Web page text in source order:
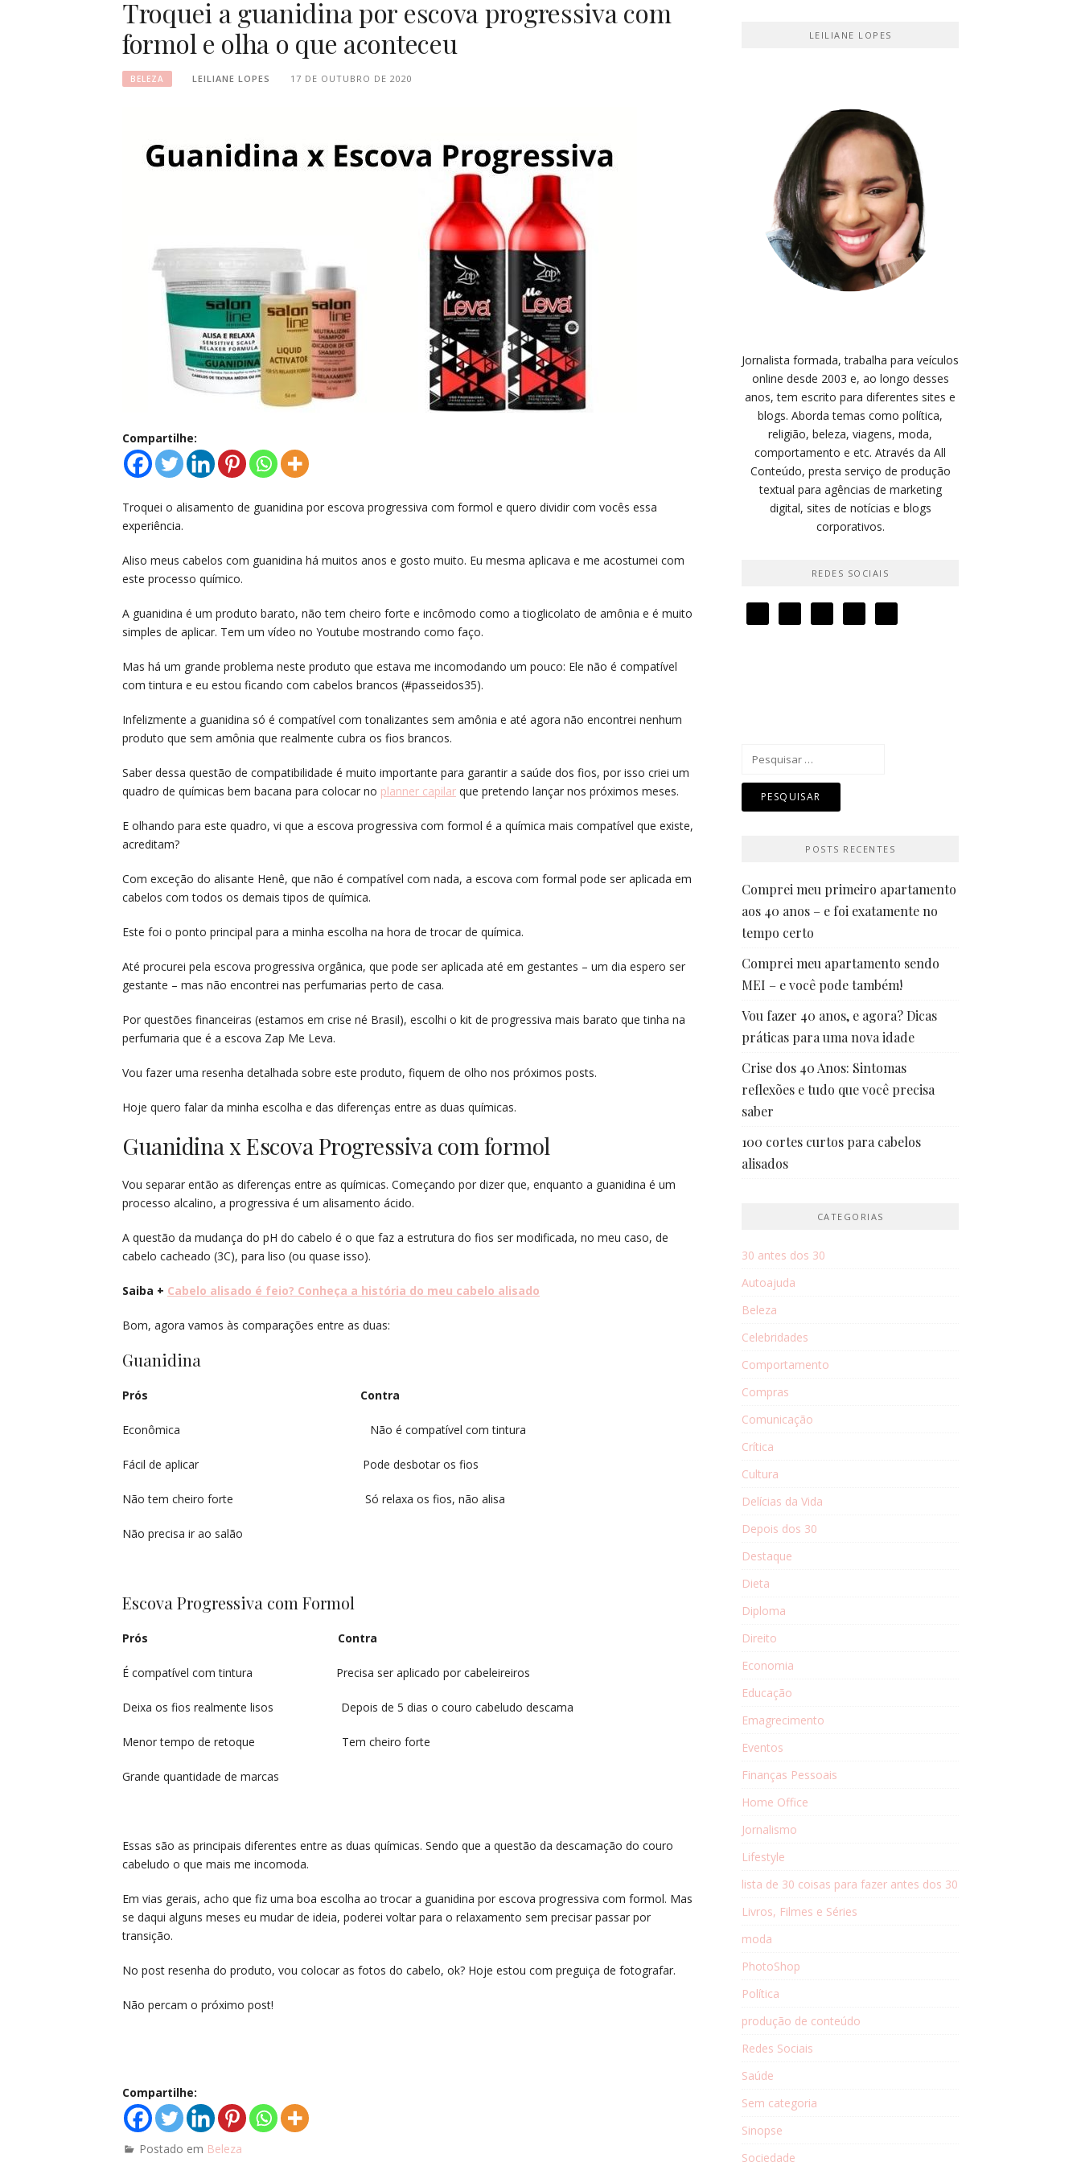
Troquei a guanidina por escova progressiva com
formol e olha o que aconteceu
BELEZA LEILIANE LOPES 17 DE OUTUBRO DE 2020
Compartilhe:
Troquei o alisamento de guanidina por escova progressiva com formol e quero dividir com vocês essa
experiência.
Aliso meus cabelos com guanidina há muitos anos e gosto muito. Eu mesma aplicava e me acostumei com
este processo químico.
A guanidina é um produto barato, não tem cheiro forte e incômodo como a tioglicolato de amônia e é muito
simples de aplicar. Tem um vídeo no Youtube mostrando como faço.
Mas há um grande problema neste produto que estava me incomodando um pouco: Ele não é compatível
com tintura e eu estou ficando com cabelos brancos (#passeidos35).
Infelizmente a guanidina só é compatível com tonalizantes sem amônia e até agora não encontrei nenhum
produto que sem amônia que realmente cubra os fios brancos.
Saber dessa questão de compatibilidade é muito importante para garantir a saúde dos fios, por isso criei um
quadro de químicas bem bacana para colocar no planner capilar que pretendo lançar nos próximos meses.
E olhando para este quadro, vi que a escova progressiva com formol é a química mais compatível que existe,
acreditam?
Com exceção do alisante Henê, que não é compatível com nada, a escova com formal pode ser aplicada em
cabelos com todos os demais tipos de química.
Este foi o ponto principal para a minha escolha na hora de trocar de química.
Até procurei pela escova progressiva orgânica, que pode ser aplicada até em gestantes – um dia espero ser
gestante – mas não encontrei nas perfumarias perto de casa.
Por questões financeiras (estamos em crise né Brasil), escolhi o kit de progressiva mais barato que tinha na
perfumaria que é a escova Zap Me Leva.
Vou fazer uma resenha detalhada sobre este produto, fiquem de olho nos próximos posts.
Hoje quero falar da minha escolha e das diferenças entre as duas químicas.
Guanidina x Escova Progressiva com formol
Vou separar então as diferenças entre as químicas. Começando por dizer que, enquanto a guanidina é um
processo alcalino, a progressiva é um alisamento ácido.
A questão da mudança do pH do cabelo é o que faz a estrutura do fios ser modificada, no meu caso, de
cabelo cacheado (3C), para liso (ou quase isso).
Saiba + Cabelo alisado é feio? Conheça a história do meu cabelo alisado
Bom, agora vamos às comparações entre as duas:
Guanidina
Prós Contra
Econômica Não é compatível com tintura
Fácil de aplicar Pode desbotar os fios
Não tem cheiro forte Só relaxa os fios, não alisa
Não precisa ir ao salão
Escova Progressiva com Formol
Prós Contra
É compatível com tintura Precisa ser aplicado por cabeleireiros
Deixa os fios realmente lisos Depois de 5 dias o couro cabeludo descama
Menor tempo de retoque Tem cheiro forte
Grande quantidade de marcas
Essas são as principais diferentes entre as duas químicas. Sendo que a questão da descamação do couro
cabeludo o que mais me incomoda.
Em vias gerais, acho que fiz uma boa escolha ao trocar a guanidina por escova progressiva com formol. Mas
se daqui alguns meses eu mudar de ideia, poderei voltar para o relaxamento sem precisar passar por
transição.
No post resenha do produto, vou colocar as fotos do cabelo, ok? Hoje estou com preguiça de fotografar.
Não percam o próximo post!
Compartilhe:
Postado em Beleza
LEILIANE LOPES
Jornalista formada, trabalha para veículos
online desde 2003 e, ao longo desses
anos, tem escrito para diferentes sites e
blogs. Aborda temas como política,
religião, beleza, viagens, moda,
comportamento e etc. Através da All
Conteúdo, presta serviço de produção
textual para agências de marketing
digital, sites de notícias e blogs
corporativos.
REDES SOCIAIS
POSTS RECENTES
Comprei meu primeiro apartamento
aos 40 anos – e foi exatamente no
tempo certo
Comprei meu apartamento sendo
MEI – e você pode também!
Vou fazer 40 anos, e agora? Dicas
práticas para uma nova idade
Crise dos 40 Anos: Sintomas
reflexões e tudo que você precisa
saber
100 cortes curtos para cabelos
alisados
CATEGORIAS
30 antes dos 30
Autoajuda
Beleza
Celebridades
Comportamento
Compras
Comunicação
Crítica
Cultura
Delícias da Vida
Depois dos 30
Destaque
Dieta
Diploma
Direito
Economia
Educação
Emagrecimento
Eventos
Finanças Pessoais
Home Office
Jornalismo
Lifestyle
lista de 30 coisas para fazer antes dos 30
Livros, Filmes e Séries
moda
PhotoShop
Política
produção de conteúdo
Redes Sociais
Saúde
Sem categoria
Sinopse
Sociedade